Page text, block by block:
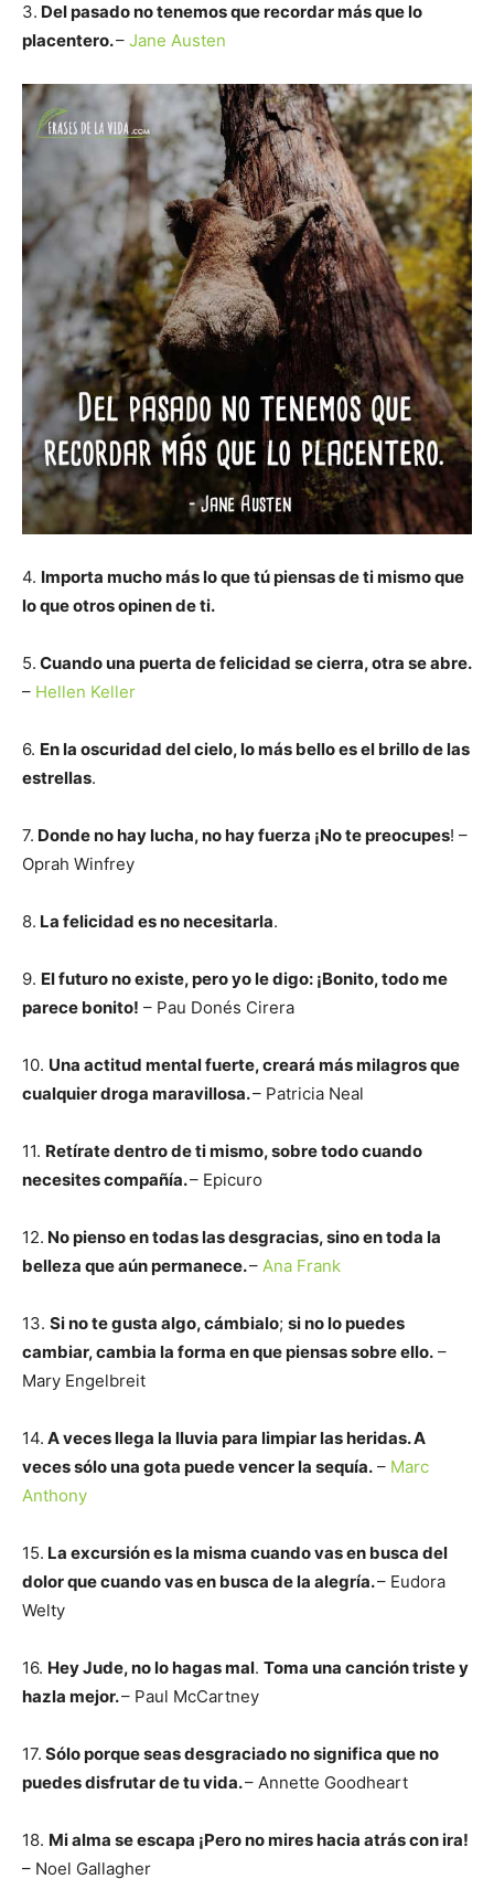
3. Del pasado no tenemos que recordar más que lo
placentero.– Jane Austen
4. Importa mucho más lo que tú piensas de ti mismo que
lo que otros opinen de ti.
5. Cuando una puerta de felicidad se cierra, otra se abre.
– Hellen Keller
6. En la oscuridad del cielo, lo más bello es el brillo de las
estrellas.
7. Donde no hay lucha, no hay fuerza ¡No te preocupes! –
Oprah Winfrey
8. La felicidad es no necesitarla.
9. El futuro no existe, pero yo le digo: ¡Bonito, todo me
parece bonito! – Pau Donés Cirera
10. Una actitud mental fuerte, creará más milagros que
cualquier droga maravillosa.– Patricia Neal
11. Retírate dentro de ti mismo, sobre todo cuando
necesites compañía.– Epicuro
12. No pienso en todas las desgracias, sino en toda la
belleza que aún permanece.– Ana Frank
13. Si no te gusta algo, cámbialo; si no lo puedes
cambiar, cambia la forma en que piensas sobre ello. –
Mary Engelbreit
14. A veces llega la lluvia para limpiar las heridas. A
veces sólo una gota puede vencer la sequía. – Marc
Anthony
15. La excursión es la misma cuando vas en busca del
dolor que cuando vas en busca de la alegría.– Eudora
Welty
16. Hey Jude, no lo hagas mal. Toma una canción triste y
hazla mejor.– Paul McCartney
17. Sólo porque seas desgraciado no significa que no
puedes disfrutar de tu vida.– Annette Goodheart
18. Mi alma se escapa ¡Pero no mires hacia atrás con ira!
– Noel Gallagher